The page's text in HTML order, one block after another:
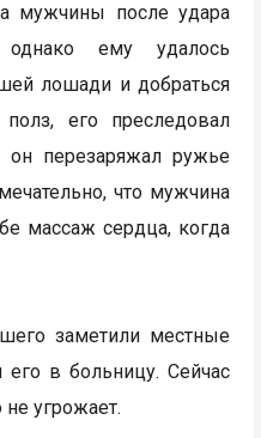
мужчины после удара
однако ему удалось
лошади и добраться
его преследовал
перезаряжал ружье
что мужчина
массаж сердца, когда
заметили местные
в больницу. Сейчас
угрожает.